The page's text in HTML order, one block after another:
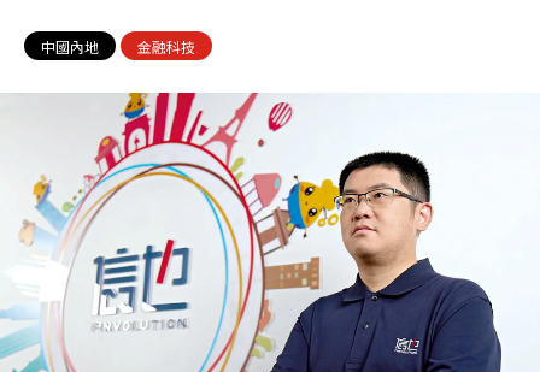
中國內地 金融科技